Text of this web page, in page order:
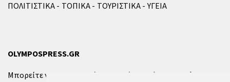
ΠΟΛΙΤΙΣΤΙΚΑ
ΤΟΠΙΚΑ ΤΟΥΡΙΣΤΙΚΑ ΥΓΕΙΑ
OLYMPOSPRESS.GR
Μπορείτε να επικοινωνήσετε μαζί μας μέσω της
φόρμας